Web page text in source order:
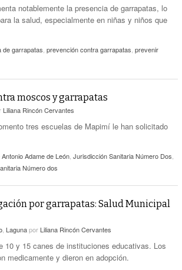
notablemente la presencia de garrapatas, lo
la salud, especialmente en niñas y niños que
de garrapatas prevención contra garrapatas prevenir
moscos y garrapatas
Liliana Rincón Cervantes
tres escuelas de Mapimí le han solicitado
Adame de León Jurisdicción Sanitaria Número Dos
Número dos
por garrapatas: Salud Municipal
Lagunapor Liliana Rincón Cervantes
10 y 15 canes de instituciones educativas. Los
medicamente y dieron en adopción.